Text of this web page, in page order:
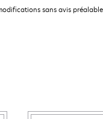
sans avis